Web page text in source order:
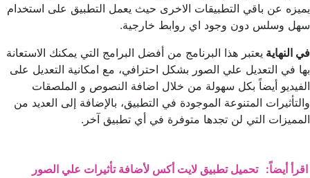
يميزه عن باقي التطبيقات الاخرى حيث يعمل التطبيق على استخدام
سهل وسلس دون وجود اي روابط خارجية.
في النهاية يعتبر هذا البرنامج من أفضل البرامج التي يمكنك الاستعانة
بها في التعديل علي الصور بشكل احترافي، مع امكانية التعديل على
الفيديو أيضاً بكل سهولة من خلال اضافة النصوص و الملصقات
والتأثيرات المتنوعة الموجودة في التطبيق، بالإضافة إلى العديد من
المميزات التي لن تجدها متوفرة في أي تطبيق آخر.
اقرأ أيضاً: تحميل تطبيق لايت أكس لأضافة تأثيرات علي الصور